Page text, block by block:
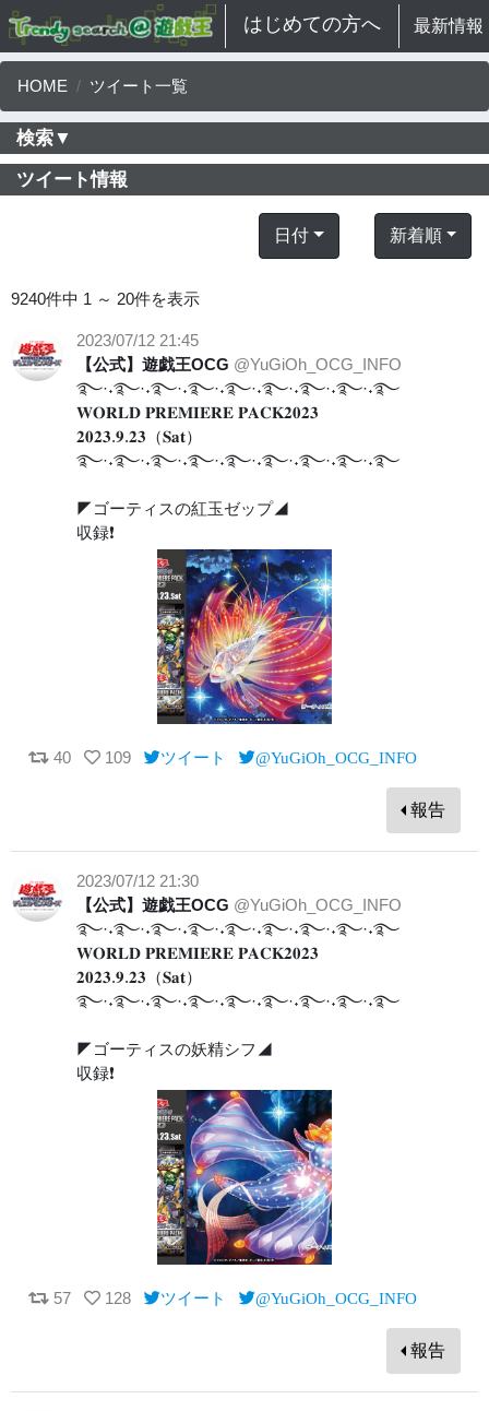
はじめての方へ 最新情報
HOME ツイート一覧
検索▼
ツイート情報
日付 新着順
9240件中 1 ～ 20件を表示
2023/07/12 21:45
【公式】遊戯王OCG @YuGiOh_OCG_INFO
࿐·˖࿐·˖࿐·˖࿐·˖࿐·˖࿐·˖࿐·˖࿐·˖࿐
𝐖𝐎𝐑𝐋𝐃 𝐏𝐑𝐄𝐌𝐈𝐄𝐑𝐄 𝐏𝐀𝐂𝐊𝟐𝟎𝟐𝟑
𝟐𝟎𝟐𝟑.𝟗.𝟐𝟑（𝐒𝐚𝐭）
࿐·˖࿐·˖࿐·˖࿐·˖࿐·˖࿐·˖࿐·˖࿐·˖࿐
◤ゴーティスの紅玉ゼップ◢
収録❗️
40 109 ツイート @YuGiOh_OCG_INFO
報告
2023/07/12 21:30
【公式】遊戯王OCG @YuGiOh_OCG_INFO
࿐·˖࿐·˖࿐·˖࿐·˖࿐·˖࿐·˖࿐·˖࿐·˖࿐
𝐖𝐎𝐑𝐋𝐃 𝐏𝐑𝐄𝐌𝐈𝐄𝐑𝐄 𝐏𝐀𝐂𝐊𝟐𝟎𝟐𝟑
𝟐𝟎𝟐𝟑.𝟗.𝟐𝟑（𝐒𝐚𝐭）
࿐·˖࿐·˖࿐·˖࿐·˖࿐·˖࿐·˖࿐·˖࿐·˖࿐
◤ゴーティスの妖精シフ◢
収録❗️
57 128 ツイート @YuGiOh_OCG_INFO
報告